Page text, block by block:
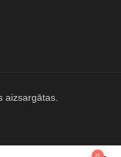
aizsargātas.